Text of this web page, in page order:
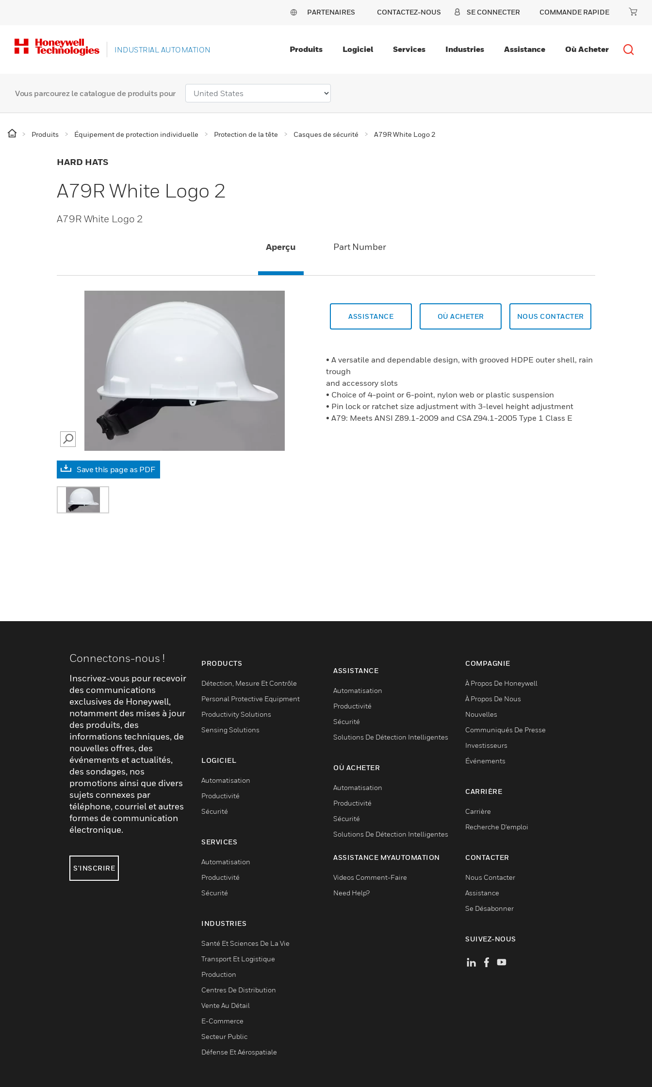
PARTENAIRES CONTACTEZ-NOUS SE CONNECTER COMMANDE RAPIDE
INDUSTRIAL AUTOMATION Produits Logiciel Services Industries Assistance Où Acheter
Vous parcourez le catalogue de produits pour
Produits Équipement de protection individuelle Protection de la tête Casques de sécurité A79R White Logo 2
HARD HATS
A79R White Logo 2
A79R White Logo 2
Aperçu Part Number
SEARCH
Save this page as PDF
ASSISTANCE OÙ ACHETER NOUS CONTACTER
• A versatile and dependable design, with grooved HDPE outer shell, rain
trough
and accessory slots
• Choice of 4-point or 6-point, nylon web or plastic suspension
• Pin lock or ratchet size adjustment with 3-level height adjustment
• A79: Meets ANSI Z89.1-2009 and CSA Z94.1-2005 Type 1 Class E
Connectons-nous !
Inscrivez-vous pour recevoir
des communications
exclusives de Honeywell,
notamment des mises à jour
des produits, des
informations techniques, de
nouvelles offres, des
événements et actualités,
des sondages, nos
promotions ainsi que divers
sujets connexes par
téléphone, courriel et autres
formes de communication
électronique.
S'INSCRIRE
PRODUCTS
Détection, Mesure Et Contrôle
Personal Protective Equipment
Productivity Solutions
Sensing Solutions
LOGICIEL
Automatisation
Productivité
Sécurité
SERVICES
Automatisation
Productivité
Sécurité
INDUSTRIES
Santé Et Sciences De La Vie
Transport Et Logistique
Production
Centres De Distribution
Vente Au Détail
E-Commerce
Secteur Public
Défense Et Aérospatiale
ASSISTANCE
Automatisation
Productivité
Sécurité
Solutions De Détection Intelligentes
OÙ ACHETER
Automatisation
Productivité
Sécurité
Solutions De Détection Intelligentes
ASSISTANCE MYAUTOMATION
Videos Comment-Faire
Need Help?
COMPAGNIE
À Propos De Honeywell
À Propos De Nous
Nouvelles
Communiqués De Presse
Investisseurs
Événements
CARRIÈRE
Carrière
Recherche D'emploi
CONTACTER
Nous Contacter
Assistance
Se Désabonner
SUIVEZ-NOUS